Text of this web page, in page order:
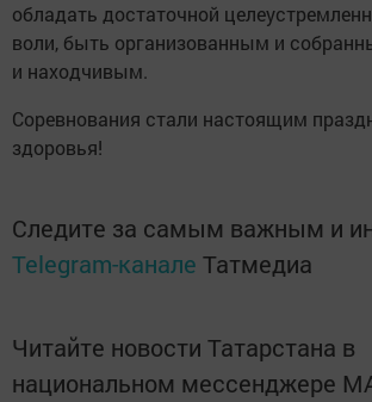
обладать достаточной
воли, быть организованным и
и находчивым.
Соревнования стали настоящим
здоровья!
Следите за самым важным и
Telegram-канале Татмедиа
Читайте новости Татарстана в
национальном мессенджере